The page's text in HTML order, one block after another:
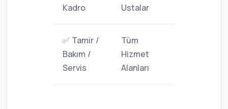
Kadro
Ustalar
✅ Tamir /
Bakım /
Servis
Tüm
Hizmet
Alanları